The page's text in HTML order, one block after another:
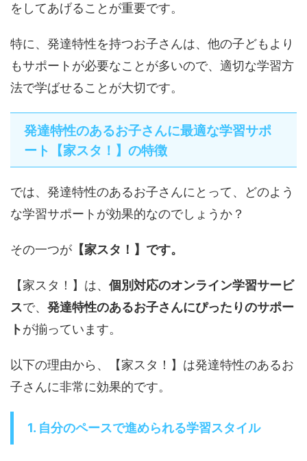
をしてあげることが重要です。
特に、発達特性を持つお子さんは、他の子どもより
もサポートが必要なことが多いので、適切な学習方
法で学ばせることが大切です。
発達特性のあるお子さんに最適な学習サポ
ート【家スタ！】の特徴
では、発達特性のあるお子さんにとって、どのよう
な学習サポートが効果的なのでしょうか？
その一つが 【家スタ！】です。
【家スタ！】は、 個別対応のオンライン学習サービ
スで、 発達特性のあるお子さんにぴったりのサポー
トが揃っています。
以下の理由から、【家スタ！】は発達特性のあるお
子さんに非常に効果的です。
1. 自分のペースで進められる学習スタイル